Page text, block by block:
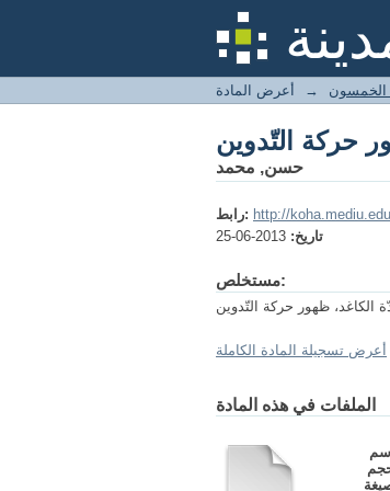
حركة التّدوين
الخمسون → أعرض المادة
حركة التّدوين
حسن, محمد
رابط: http://
تاريخ: 2013-06-25
مستخلص:
أعرض تسجيلة المادة الكاملة
الملفات في هذه المادة